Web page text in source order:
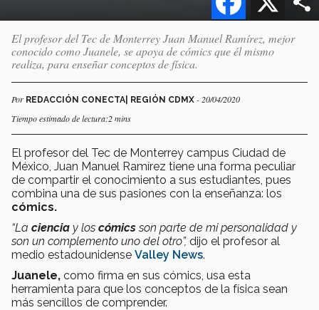
El profesor del Tec de Monterrey Juan Manuel Ramírez, mejor
conocido como Juanele, se apoya de cómics que él mismo
realiza, para enseñar conceptos de física.
Por REDACCIÓN CONECTA| REGIÓN CDMX - 20/04/2020
Tiempo estimado de lectura:2 mins
El profesor del Tec de Monterrey campus Ciudad de
México, Juan Manuel Ramírez tiene una forma peculiar
de compartir el conocimiento a sus estudiantes, pues
combina una de sus pasiones con la enseñanza: los
cómics.
“La ciencia y los cómicsson parte de mi personalidad y
son un complemento uno del otro”, dijo el profesor al
medio estadounidense Valley News.
Juanele, como firma en sus cómics, usa esta
herramienta para que los conceptos de la física sean
más sencillos de comprender.